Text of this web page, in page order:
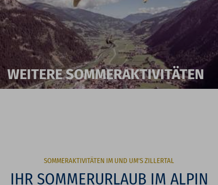
WEITERE SOMMERAKTIVITÄTEN
SOMMERAKTIVITÄTEN IM UND UM'S ZILLERTAL
IHR SOMMERURLAUB IM ALPIN